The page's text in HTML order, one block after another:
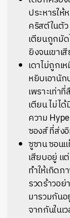
ประหารให้
คริสต์ในตั
เตียนถูกมั
ยิงจนเขาเ
เดาไม่ถูกเ
หยิบเอานัก
เพราะเท่า
เตียน ไม่ได้
ความ
ซองส์ ที่ส่ง
ซูซาน ซอน
เสียบอยู่ แ
ทำให้เกิด
รวดร้าวอ
มารวมกันอ
จากกันในเ